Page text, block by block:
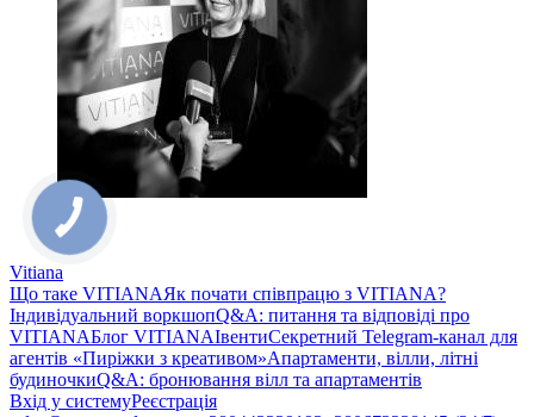
Vitiana
Що таке VITIANAЯк почати співпрацю з VITIANA?
Індивідуальний воркшопQ&A: питання та відповіді про
VITIANAБлог VITIANAІвентиСекретний Telegram-канал для
агентів «Пиріжки з креативом»Апартаменти, вілли, літні
будиночкиQ&A: бронювання вілл та апартаментів
Вхід у системуРеєстрація